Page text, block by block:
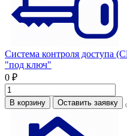
Система контроля доступа
"под ключ"
0 ₽
В корзину Оставить заявку